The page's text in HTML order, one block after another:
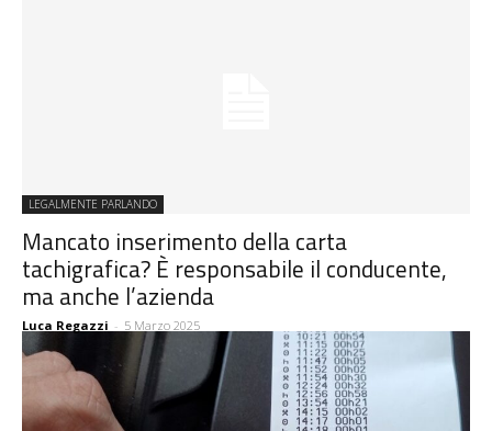
LEGALMENTE PARLANDO
Mancato inserimento della carta
tachigrafica? È responsabile il conducente,
ma anche l’azienda
Luca Regazzi - 5 Marzo 2025